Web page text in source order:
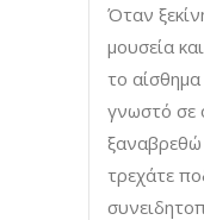
Όταν
μουσεία
το
γνωστό σε
τρεχάτε